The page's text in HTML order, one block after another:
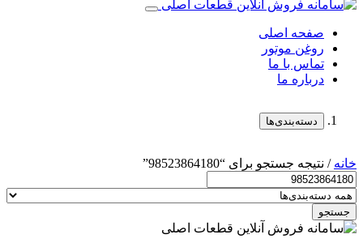
صفحه اصلی
روغن موتور
تماس با ما
درباره ما
دسته‌بندی‌ها
خانه / نتیجه جستجو برای “98523864180”
جستجو